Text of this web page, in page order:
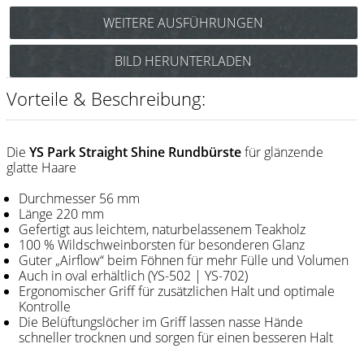
Y.S. Park
Fejic
e-kwip
Y.S. Park
Werkzeugtaschen
e-kwip
Joewell
Shampoo
WEITERE AUSFÜHRUNGEN
Y.S. Park Straight Shine Bürste Nr.602 Art.Nr.: 86y602
BILD HERUNTERLADEN
Vorteile & Beschreibung:
Die YS Park Straight Shine Rundbürstefür glänzende
glatte Haare
Durchmesser 56 mm
Länge 220 mm
Gefertigt aus leichtem, naturbelassenem Teakholz
100 % Wildschweinborsten für besonderen Glanz
Guter „Airflow“ beim Föhnen für mehr Fülle und Volumen
Auch in oval erhältlich (YS-502 | YS-702)
Ergonomischer Griff für zusätzlichen Halt und optimale
Kontrolle
Die Belüftungslöcher im Griff lassen nasse Hände
schneller trocknen und sorgen für einen besseren Halt